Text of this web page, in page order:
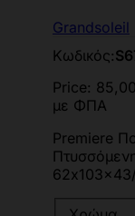
Grandsoleil
Κωδικός:
Price:
με ΦΠΑ
Premiere